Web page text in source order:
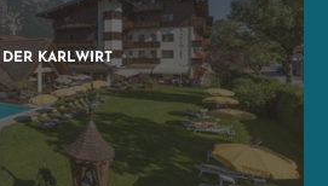
DER KARLWIRT